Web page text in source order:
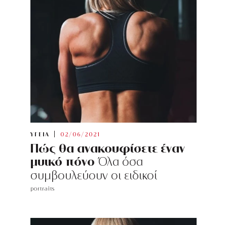
ΥΓΕΙΑ 02/06/2021
Πώς θα ανακουφίσετε έναν
μυικό πόνο Όλα όσα
συμβουλεύουν οι ειδικοί
portraits